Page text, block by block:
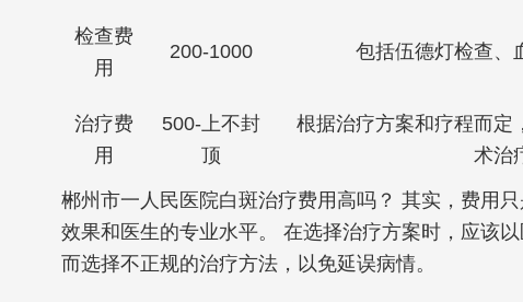
检查费
用
200-1000 包括伍德灯检查、
治疗费
用
500-上不封
顶
根据治疗方案和疗程而定
术治
郴州市一人民医院白斑治疗费用高吗？ 其实，费用
效果和医生的专业水平。 在选择治疗方案时，应该
而选择不正规的治疗方法，以免延误病情。